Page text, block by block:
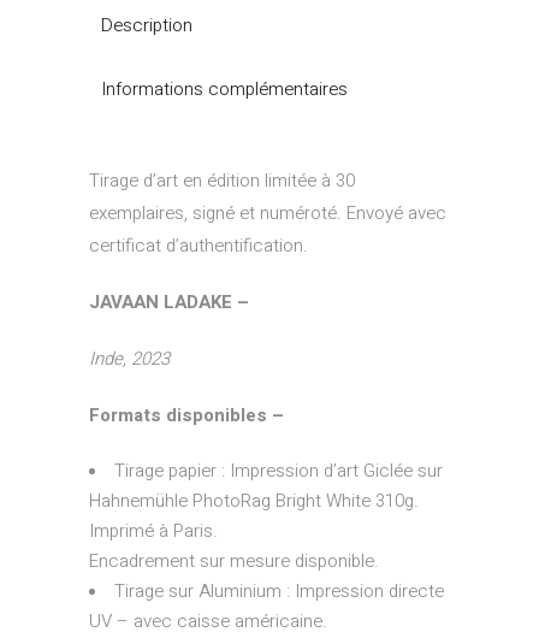
Description
Informations complémentaires
Tirage d’art en édition limitée à 30
exemplaires, signé et numéroté. Envoyé avec
certificat d’authentification.
JAVAAN LADAKE –
Inde, 2023
Formats disponibles –
Tirage papier : Impression d’art Giclée sur
Hahnemühle PhotoRag Bright White 310g.
Imprimé à Paris.
Encadrement sur mesure disponible.
Tirage sur Aluminium : Impression directe
UV – avec caisse américaine.